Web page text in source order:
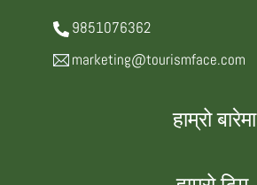
9851076362
marketing@tourismface.com
हाम्रो बारेमा